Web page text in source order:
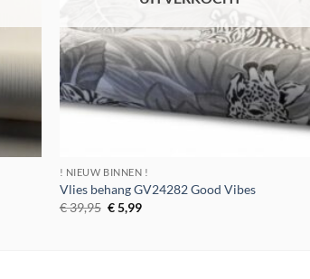
! NIEUW BINNEN !
Vlies behang GV24282 Good Vibes
€39,95 Oorspronkelijke
prijs
€5,99Huidige